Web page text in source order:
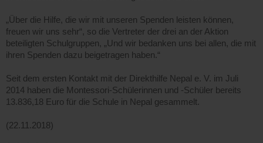
„Über die Hilfe, die wir mit unseren Spenden leisten können,
freuen wir uns sehr“, so die Vertreter der drei an der Aktion
beteiligten Schulgruppen, „Und wir bedanken uns bei allen, die mit
ihren Spenden dazu beigetragen haben.“
Seit dem ersten Kontakt mit der Direkthilfe Nepal e. V. im Juli
2014 haben die Montessori-Schülerinnen und -Schüler bereits
13.836,18 Euro für die Schule in Nepal gesammelt.
(22.11.2018)